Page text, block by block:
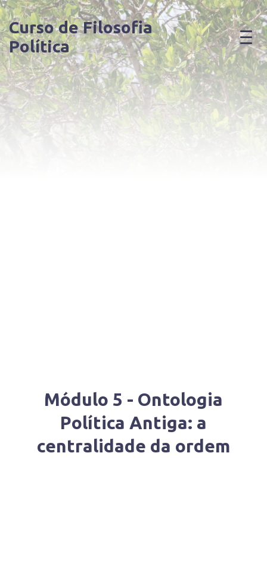
Curso de Filosofia
Política
Módulo 5 - Ontologia
Política Antiga: a
centralidade da ordem